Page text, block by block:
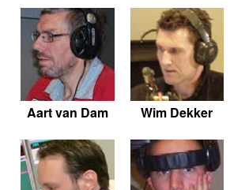
Aart van Dam Wim Dekker